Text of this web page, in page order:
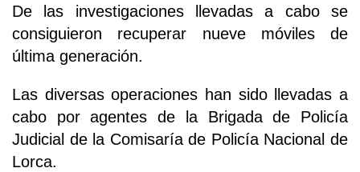
De las investigaciones llevadas a cabo se
consiguieron recuperar nueve móviles de
última generación.
Las diversas operaciones han sido llevadas a
cabo por agentes de la Brigada de Policía
Judicial de la Comisaría de Policía Nacional de
Lorca.